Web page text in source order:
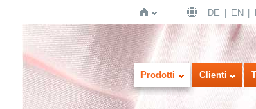
Home
DE EN
Prodotti Clienti